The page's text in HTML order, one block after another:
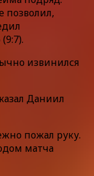
позволил,
извинился
Даниил
пожал руку.
матча